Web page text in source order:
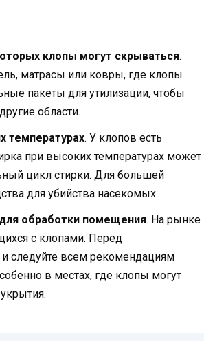
клопы могут скрываться.
матрасы или ковры, где клопы
пакеты для утилизации, чтобы
области.
температурах. У клопов есть
при высоких температурах может
цикл стирки. Для большей
для убийства насекомых.
обработки помещения. На рынке
с клопами. Перед
следуйте всем рекомендациям
в местах, где клопы могут